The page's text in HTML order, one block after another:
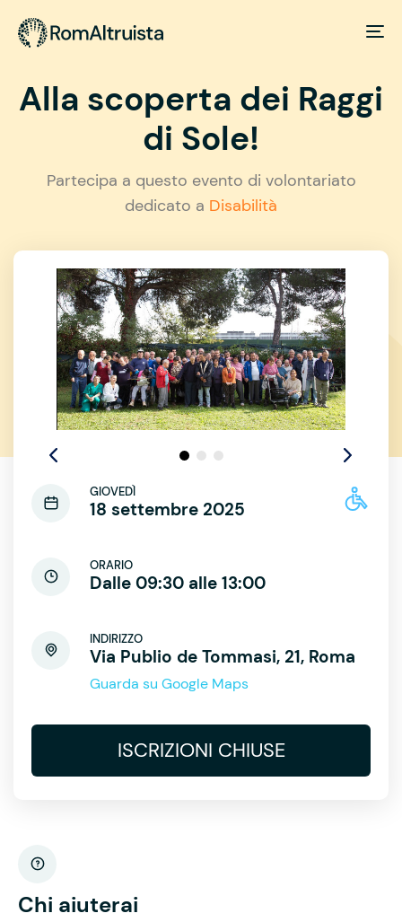
Alla scoperta dei Raggi
di Sole!
Partecipa a questo evento di volontariato
dedicato a Disabilità
GIOVEDÌ
18 settembre 2025
ORARIO
Dalle 09:30 alle 13:00
INDIRIZZO
Via Publio de Tommasi, 21, Roma
Guarda su Google Maps
ISCRIZIONI CHIUSE
Chi aiuterai